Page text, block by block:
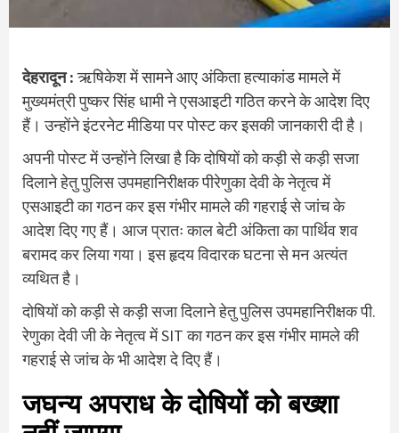
देहरादून :ऋषिकेश में सामने आए अंकिता हत्‍याकांड मामले में
मुख्‍यमंत्री पुष्‍कर सिंह धामी ने एसआइटी गठित करने के आदेश दिए
हैं। उन्‍होंने इंटरनेट मीडिया पर पोस्‍ट कर इसकी जानकारी दी है।
अपनी पोस्‍ट में उन्‍होंने लिखा है कि दोषियों को कड़ी से कड़ी सजा
दिलाने हेतु पुलिस उपमहानिरीक्षक पीरेणुका देवी के नेतृत्व में
एसआइटी का गठन कर इस गंभीर मामले की गहराई से जांच के
आदेश दिए गए हैं। आज प्रातः काल बेटी अंकिता का पार्थिव शव
बरामद कर लिया गया। इस हृदय विदारक घटना से मन अत्यंत
व्यथित है।
दोषियों को कड़ी से कड़ी सजा दिलाने हेतु पुलिस उपमहानिरीक्षक पी.
रेणुका देवी जी के नेतृत्व में SIT का गठन कर इस गंभीर मामले की
गहराई से जांच के भी आदेश दे दिए हैं।
जघन्य अपराध के दोषियों को बख्शा